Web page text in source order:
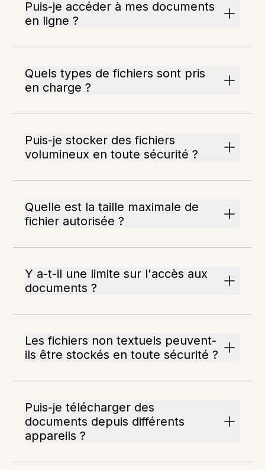
Puis-je accéder à mes documents
en ligne ?
Quels types de fichiers sont pris
en charge ?
Puis-je stocker des fichiers
volumineux en toute sécurité ?
Quelle est la taille maximale de
fichier autorisée ?
Y a-t-il une limite sur l'accès aux
documents ?
Les fichiers non textuels peuvent-
ils être stockés en toute sécurité ?
Puis-je télécharger des
documents depuis différents
appareils ?